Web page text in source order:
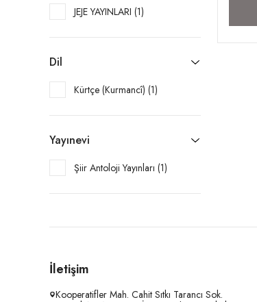
JEJE YAYINLARI (1)
Dil
Kürtçe (Kurmancî) (1)
Yayınevi
Şiir Antoloji Yayınları (1)
İletişim
Kooperatifler Mah. Cahit Sıtkı Tarancı Sok.